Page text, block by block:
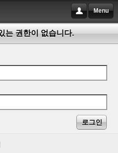
Menu
는 권한이 없습니다.